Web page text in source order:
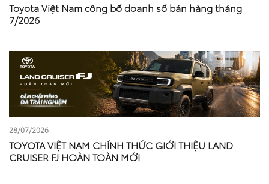
Toyota Việt Nam công bố doanh số bán hàng tháng
7/2026
28/07/2026
TOYOTA VIỆT NAM CHÍNH THỨC GIỚI THIỆU LAND
CRUISER FJ HOÀN TOÀN MỚI